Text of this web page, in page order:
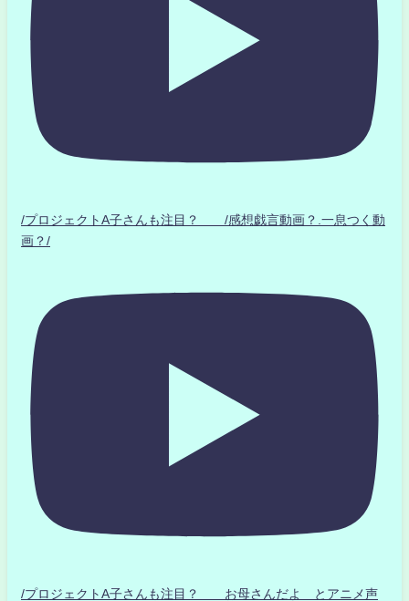
/プロジェクトA子さんも注目？ /感想戯言動画？.一息つく動
画？/
/プロジェクトA子さんも注目？ お母さんだよ とアニメ声